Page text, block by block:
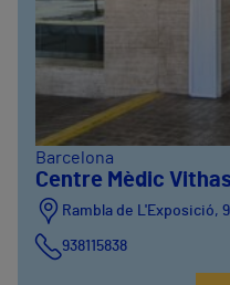
Barcelona
Centre Mèdic
Rambla de L'Exposició,
938115838